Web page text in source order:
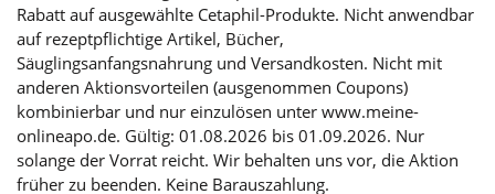
Rabatt auf ausgewählte Cetaphil-Produkte. Nicht anwendbar
auf rezeptpflichtige Artikel, Bücher,
Säuglingsanfangsnahrung und Versandkosten. Nicht mit
anderen Aktionsvorteilen (ausgenommen Coupons)
kombinierbar und nur einzulösen unter www.meine-
onlineapo.de. Gültig: 01.08.2026 bis 01.09.2026. Nur
solange der Vorrat reicht. Wir behalten uns vor, die Aktion
früher zu beenden. Keine Barauszahlung.